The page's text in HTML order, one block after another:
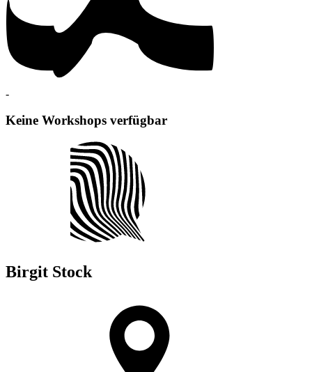
-
Keine Workshops verfügbar
Birgit Stock